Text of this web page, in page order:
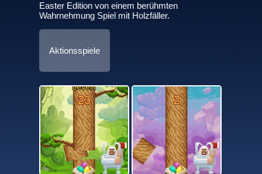
Easter Edition von einem berühmten
Wahrnehmung Spiel mit Holzfäller.
Aktionsspiele